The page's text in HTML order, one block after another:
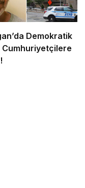
Demokratik